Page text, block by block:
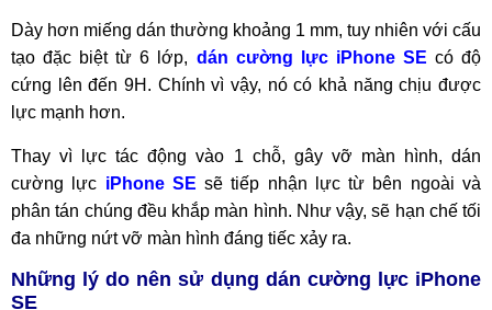
Dày hơn miếng dán thường khoảng 1 mm, tuy nhiên với cấu
tạo đặc biệt từ 6 lớp, dán cường lực iPhone SE có độ
cứng lên đến 9H. Chính vì vậy, nó có khả năng chịu được
lực mạnh hơn.
Thay vì lực tác động vào 1 chỗ, gây vỡ màn hình, dán
cường lực iPhone SE sẽ tiếp nhận lực từ bên ngoài và
phân tán chúng đều khắp màn hình. Như vậy, sẽ hạn chế tối
đa những nứt vỡ màn hình đáng tiếc xảy ra.
Những lý do nên sử dụng dán cường lực iPhone
SE